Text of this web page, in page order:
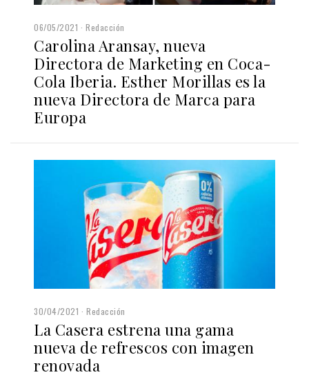
06/05/2021 Redacción
Carolina Aransay, nueva
Directora de Marketing en Coca-
Cola Iberia. Esther Morillas es la
nueva Directora de Marca para
Europa
30/04/2021 Redacción
La Casera estrena una gama
nueva de refrescos con imagen
renovada